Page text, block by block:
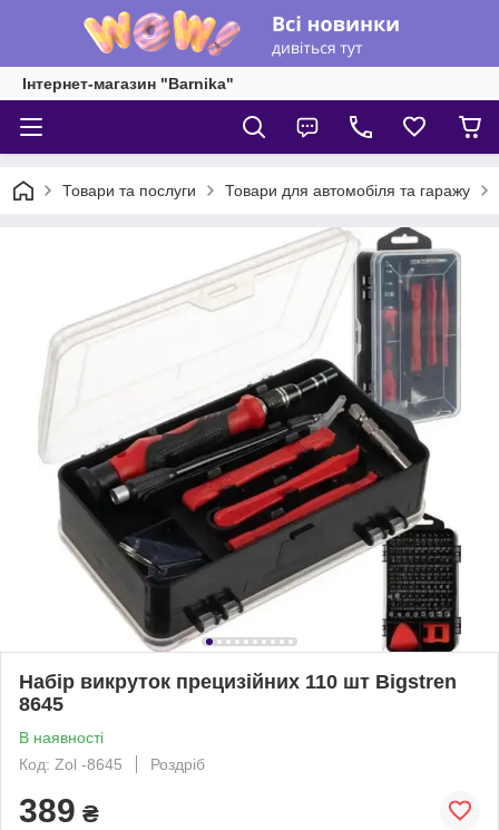
Інтернет-магазин "Barnika"
Товари та послуги Товари для автомобіля та гаражу
Набір викруток прецизійних 110 шт Bigstren
8645
В наявності
Код: Zol -8645
Роздріб
389 ₴